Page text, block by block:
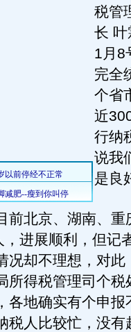
税管
长 叶
1月8
完全
个省
近
行纳
说我
是良
北京、湖南、重
进展顺利，但记
况却不理想，对此
所得税管理司个税
各地确实有个申报
税人比较忙，没有